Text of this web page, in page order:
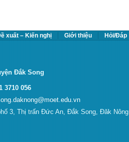
xuất – Kiến nghị Giới thiệu Hỏi/Đáp
Đắk Song
3710 056
3, Thị trấn Đức An, Đắk Song, Đăk Nông